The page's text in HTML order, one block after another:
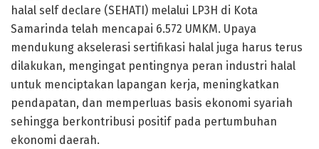
halal self declare (SEHATI) melalui LP3H di Kota
Samarinda telah mencapai 6.572 UMKM. Upaya
mendukung akselerasi sertifikasi halal juga harus terus
dilakukan, mengingat pentingnya peran industri halal
untuk menciptakan lapangan kerja, meningkatkan
pendapatan, dan memperluas basis ekonomi syariah
sehingga berkontribusi positif pada pertumbuhan
ekonomi daerah.